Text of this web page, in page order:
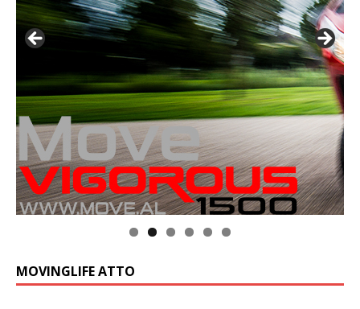
MOVINGLIFE ATTO